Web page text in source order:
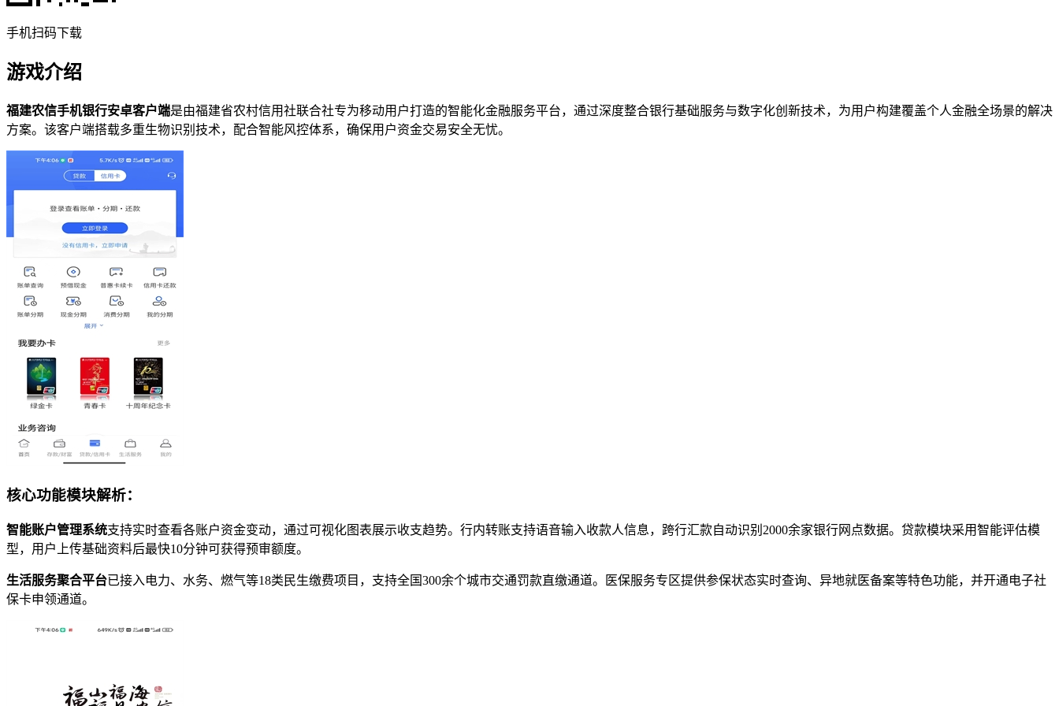
手机扫码下载
游戏介绍
福建农信手机银行安卓客户端是由福建省农村信用社联合社专为移动用户打造的智能化金融服务平台，通过深度整合银行基础服务与数字化创新技术，为用户构建覆盖个人金融全场景的解决
方案。该客户端搭载多重生物识别技术，配合智能风控体系，确保用户资金交易安全无忧。
核心功能模块解析：
智能账户管理系统支持实时查看各账户资金变动，通过可视化图表展示收支趋势。行内转账支持语音输入收款人信息，跨行汇款自动识别2000余家银行网点数据。贷款模块采用智能评估模
型，用户上传基础资料后最快10分钟可获得预审额度。
生活服务聚合平台已接入电力、水务、燃气等18类民生缴费项目，支持全国300余个城市交通罚款直缴通道。医保服务专区提供参保状态实时查询、异地就医备案等特色功能，并开通电子社
保卡申领通道。